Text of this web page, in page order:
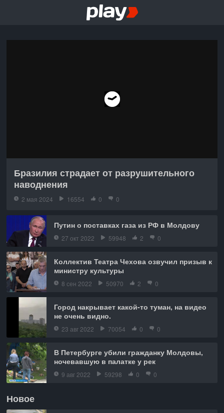
Бразилия страдает от разрушительного
наводнения
2 мая 2024 16554 0 0
Путин о поставках газа из РФ в Молдову
27 окт 2022 59948 2 0
Коллектив Театра Чехова озвучил призыв к
министру культуры
8 сен 2022 50970 2 0
Город накрывает какой-то туман, на видео
не очень видно.
23 авг 2022 70054 0 0
В Петербурге убили гражданку Молдовы,
ночевавшую в палатке у рек
9 авг 2022 59298 0 0
Новое